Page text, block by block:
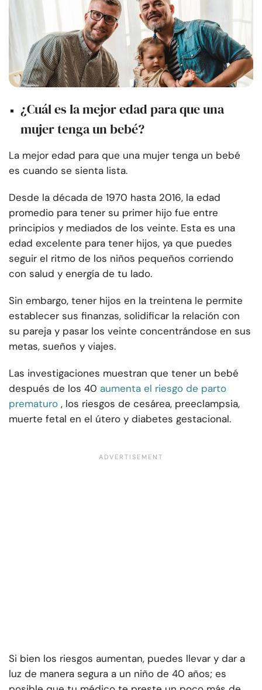
¿Cuál es la mejor edad para que una
mujer tenga un bebé?
La mejor edad para que una mujer tenga un bebé
es cuando se sienta lista.
Desde la década de 1970 hasta 2016, la edad
promedio para tener su primer hijo fue entre
principios y mediados de los veinte. Esta es una
edad excelente para tener hijos, ya que puedes
seguir el ritmo de los niños pequeños corriendo
con salud y energía de tu lado.
Sin embargo, tener hijos en la treintena le permite
establecer sus finanzas, solidificar la relación con
su pareja y pasar los veinte concentrándose en sus
metas, sueños y viajes.
Las investigaciones muestran que tener un bebé
después de los 40 aumenta el riesgo de parto
prematuro , los riesgos de cesárea, preeclampsia,
muerte fetal en el útero y diabetes gestacional.
Si bien los riesgos aumentan, puedes llevar y dar a
luz de manera segura a un niño de 40 años; es